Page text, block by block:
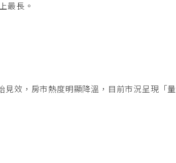
最長。
效，房市熱度明顯降溫，目前市況呈現「